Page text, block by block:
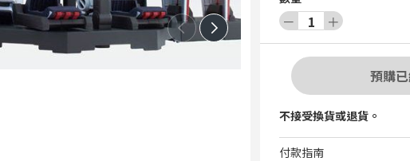
－ 1 ＋
預購
不接受換貨或退貨。
付款指南